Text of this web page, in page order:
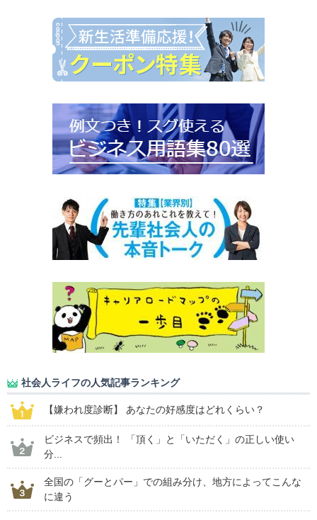
社会人ライフの人気記事ランキング
【嫌われ度診断】 あなたの好感度はどれくらい？
ビジネスで頻出！ 「頂く」と「いただく」の正しい使い
分...
全国の「グーとパー」での組み分け、地方によってこんな
に違う